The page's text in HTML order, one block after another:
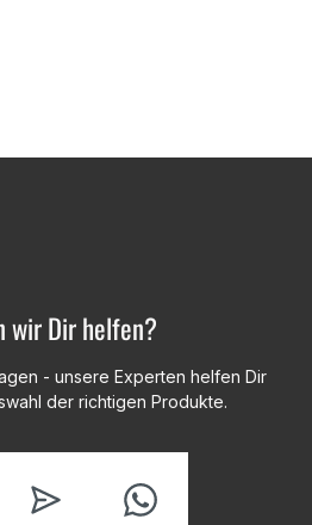
wir Dir helfen?
- unsere Experten helfen Dir
der richtigen Produkte.